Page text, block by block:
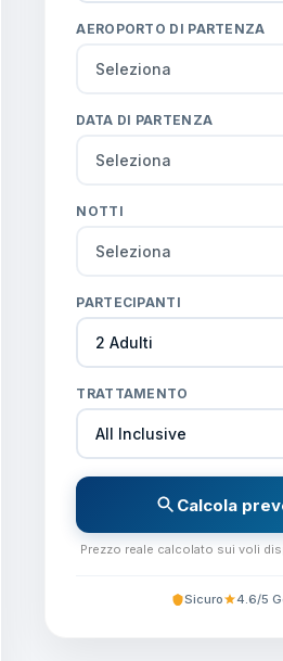
AEROPORTO DI PARTENZA
DATA DI PARTENZA
NOTTI
PARTECIPANTI
TRATTAMENTO
Calcola
Prezzo reale calcolato sui voli
Sicuro 4.6/5